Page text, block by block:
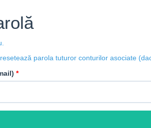
parola tuturor conturilor asociate